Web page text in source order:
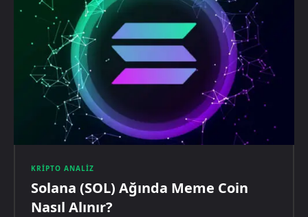
KRIPTO ANALIZ
Solana (SOL) Ağında Meme Coin
Nasıl Alınır?